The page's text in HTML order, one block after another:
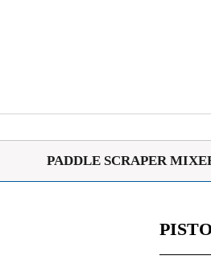
PADDLE SCRAPER